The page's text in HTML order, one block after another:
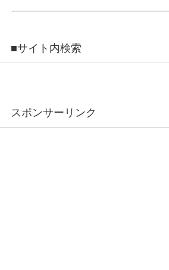
■サイト内検索
スポンサーリンク